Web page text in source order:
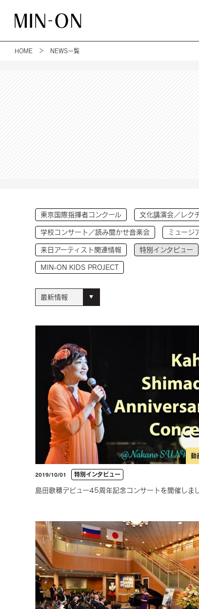
HOME ＞ NEWS一覧
東京国際指揮者コンクール 文化講演会／レク
学校コンサート／読み聞かせ音楽会 ミュージ
来日アーティスト関連情報 特別インタビュー
MIN-ON KIDS PROJECT
動
2019/10/01 特別インタビュー
島田歌穂デビュー45周年記念コンサートを開催しま